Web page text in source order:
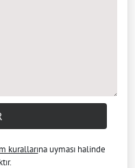
kurallarına uyması halinde